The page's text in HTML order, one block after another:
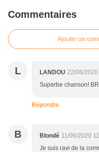
Commentaires
Ajouter un
L LANDOU 22/06/
Superbe chanson!
Répondre
B Blondé 11/06/2020
Je suis ravi de la